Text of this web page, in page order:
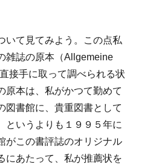
いて見てみよう。この点私
雑誌の原本（Allgemeine
接手に取って調べられる状
原本は、私がかつて勤めて
図書館に、貴重図書として
というよりも１９９５年に
がこの書評誌のオリジナル
にあたって、私が推薦状を